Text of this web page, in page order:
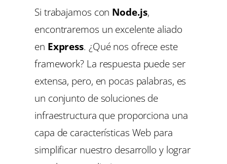
Si trabajamos con Node.js,
encontraremos un excelente aliado
en Express. ¿Qué nos ofrece este
framework? La respuesta puede ser
extensa, pero, en pocas palabras, es
un conjunto de soluciones de
infraestructura que proporciona una
capa de características Web para
simplificar nuestro desarrollo y lograr